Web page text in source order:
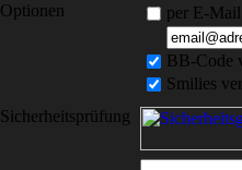
Optionen per E-
BB-Code
Smilies
Sicherheitsprüfung